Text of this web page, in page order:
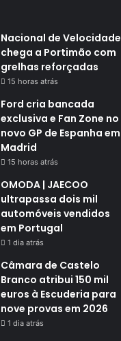
Nacional de Velocidade
chega a Portimão com
grelhas reforçadas
15 horas atrás
Ford cria bancada
exclusiva e Fan Zone no
novo GP de Espanha em
Madrid
15 horas atrás
OMODA | JAECOO
ultrapassa dois mil
automóveis vendidos
em Portugal
1 dia atrás
Câmara de Castelo
Branco atribui 150 mil
euros à Escuderia para
nove provas em 2026
1 dia atrás